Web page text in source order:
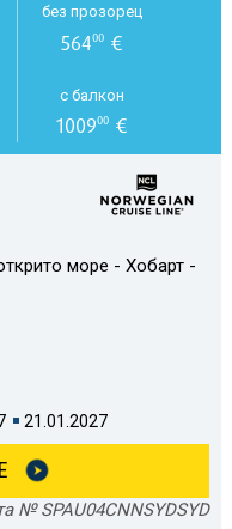
море - Хобарт -
21.01.2027
№ SPAU04CNNSYDSYD
без прозорец
56400 €
с балкон
100900 €